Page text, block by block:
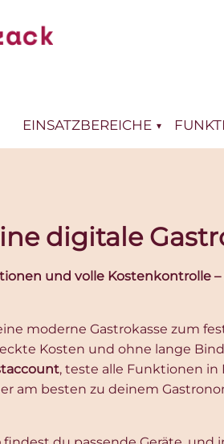
EINSATZBEREICHE
digitale
und volle Kostenkontrolle
moderne Gastrokasse zum
Kosten und ohne lange
, teste alle Funktionen in
am besten zu deinem